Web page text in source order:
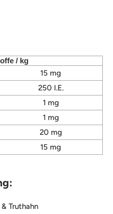
/ kg
15 mg
250 I.E.
1 mg
1 mg
20 mg
15 mg
Truthahn